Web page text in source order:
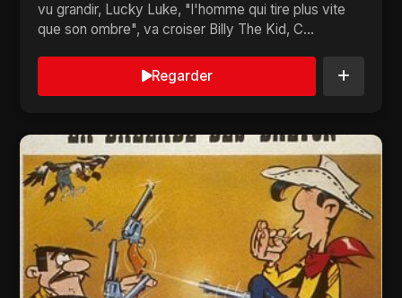
vu grandir, Lucky Luke, "l'homme qui tire plus vite
que son ombre", va croiser Billy The Kid, C...
Regarder